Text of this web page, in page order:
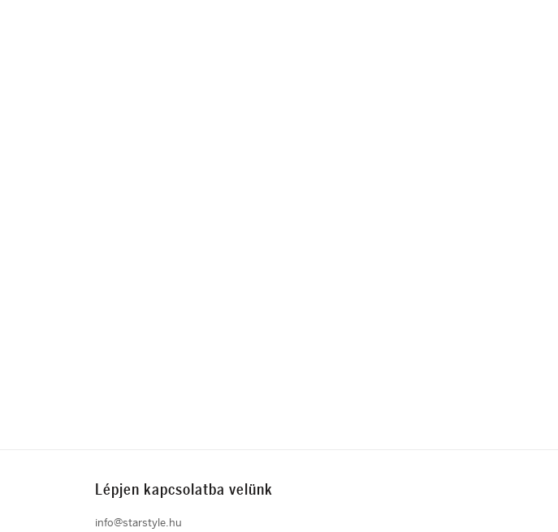
Lépjen kapcsolatba velünk
info@starstyle.hu